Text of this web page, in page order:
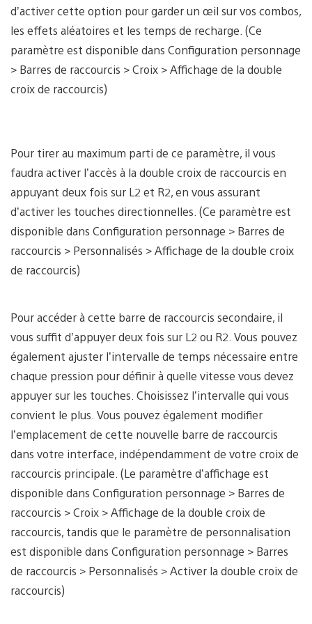
d’activer cette option pour garder un œil sur vos combos,
les effets aléatoires et les temps de recharge. (Ce
paramètre est disponible dans Configuration personnage
> Barres de raccourcis > Croix > Affichage de la double
croix de raccourcis)
Pour tirer au maximum parti de ce paramètre, il vous
faudra activer l’accès à la double croix de raccourcis en
appuyant deux fois sur L2 et R2, en vous assurant
d’activer les touches directionnelles. (Ce paramètre est
disponible dans Configuration personnage > Barres de
raccourcis > Personnalisés > Affichage de la double croix
de raccourcis)
Pour accéder à cette barre de raccourcis secondaire, il
vous suffit d’appuyer deux fois sur L2 ou R2. Vous pouvez
également ajuster l’intervalle de temps nécessaire entre
chaque pression pour définir à quelle vitesse vous devez
appuyer sur les touches. Choisissez l’intervalle qui vous
convient le plus. Vous pouvez également modifier
l’emplacement de cette nouvelle barre de raccourcis
dans votre interface, indépendamment de votre croix de
raccourcis principale. (Le paramètre d’affichage est
disponible dans Configuration personnage > Barres de
raccourcis > Croix > Affichage de la double croix de
raccourcis, tandis que le paramètre de personnalisation
est disponible dans Configuration personnage > Barres
de raccourcis > Personnalisés > Activer la double croix de
raccourcis)